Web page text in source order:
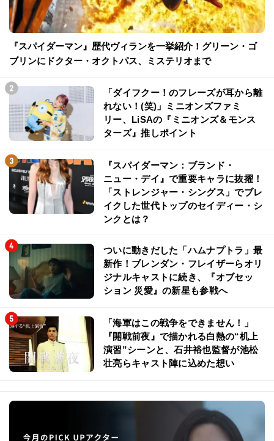
『スパイダーマン』歴代ヴィランを一挙紹介！グリーン・ゴ
ブリンにドクター・オクトパス、ミステリオまで
「ダイフクー！のフレーズが耳から離
れない！(笑)」ミニオンズファミ
リー、LiSAの『ミニオンズ＆モンス
ターズ』推しポイント
『スパイダーマン：ブランド・
ニュー・デイ』で重要キャラに抜擢！
「ストレンジャー・シングス」でブレ
イクした世代トップのセイディー・シ
ンクとは？
ついに動きだした「ハムナプトラ」最
新作！ブレンダン・フレイザーらオリ
ジナルキャストに続き、『オブセッ
ション 災愛』の新星も参戦へ
「海軍はこの戦争をできません！」
『開戦前夜』で描かれる白熱の“机上
演習”シーンと、石井裕也監督が池松
壮亮らキャスト陣に込めた想い